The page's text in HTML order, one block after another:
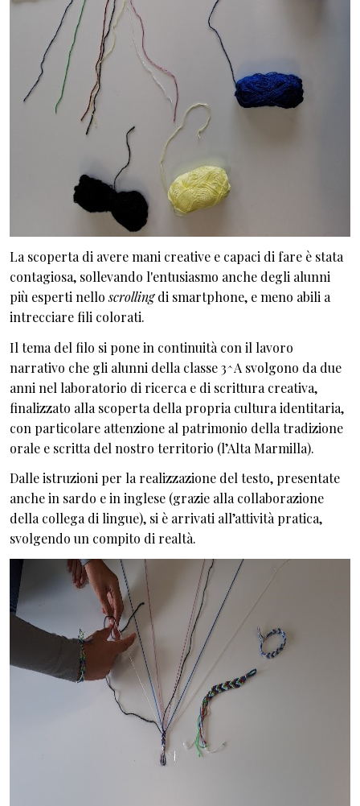
La scoperta di avere mani creative e capaci di fare è stata
contagiosa, sollevando l'entusiasmo anche degli alunni
più esperti nelloscrollingdi smartphone, e meno abili a
intrecciare fili colorati.
Il tema del filo si pone in continuità con il lavoro
narrativo che gli alunni della classe 3^A svolgono da due
anni nel laboratorio di ricerca e di scrittura creativa,
finalizzato alla scoperta della propria cultura identitaria,
con particolare attenzione al patrimonio della tradizione
orale e scritta del nostro territorio (l’Alta Marmilla).
Dalle istruzioni per la realizzazione del testo, presentate
anche in sardo e in inglese (grazie alla collaborazione
della collega di lingue), si è arrivati all’attività pratica,
svolgendo un compito di realtà.